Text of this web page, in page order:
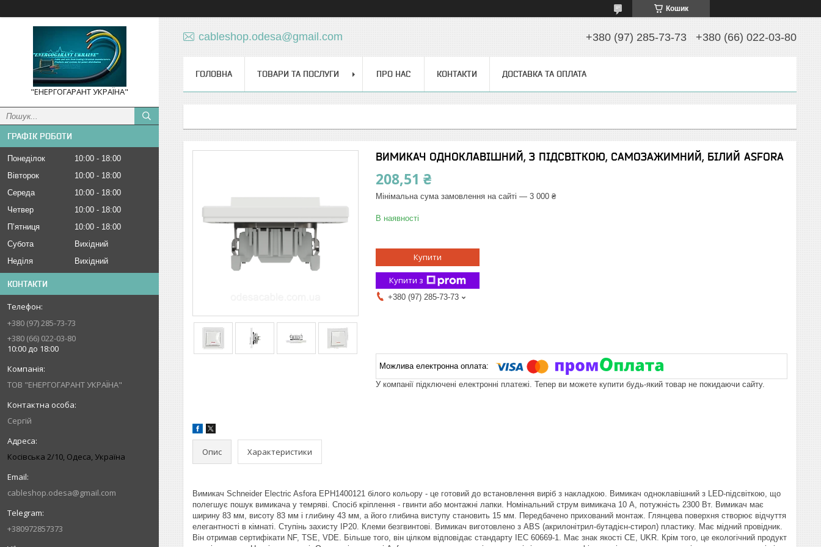
Кошик
"ЕНЕРГОГАРАНТ УКРАЇНА"
ГРАФІК РОБОТИ
Понеділок 10:00
18:00
Вівторок
10:00
18:00
Середа
10:00
18:00
Четвер
10:00
18:00
Пʼятниця
10:00
18:00
Субота
Вихідний
Неділя
Вихідний
КОНТАКТИ
+380 (97) 285-73-73
+380 (66) 022-03-80
10:00 до 18:00
ТОВ "ЕНЕРГОГАРАНТ УКРАЇНА"
Сергій
Косівська 2/10, Одеса, Україна
cableshop.odesa@gmail.com
+380972857373
cableshop.odesa@gmail.com +380 (97) 285-73-73 +380 (66) 022-03-80
ГОЛОВНА ТОВАРИ ТА ПОСЛУГИ ПРО НАС КОНТАКТИ ДОСТАВКА ТА ОПЛАТА
ВИМИКАЧ ОДНОКЛАВІШНИЙ, З ПІДСВІТКОЮ, САМОЗАЖИМНИЙ, БІЛИЙ ASFORA
208,51 ₴
Мінімальна сума замовлення на сайті — 3 000 ₴
В наявності
Купити
Купити з
+380 (97) 285-73-73
У компанії підключені електронні платежі. Тепер ви можете купити будь-який товар не покидаючи сайту.
Опис Характеристики
Вимикач Schneider Electric Asfora EPH1400121 білого кольору - це готовий до встановлення виріб з накладкою. Вимикач одноклавішний з LED-підсвіткою, що
полегшує пошук вимикача у темряві. Спосіб кріплення - гвинти або монтажні лапки. Номінальний струм вимикача 10 A, потужність 2300 Вт. Вимикач має
ширину 83 мм, висоту 83 мм і глибину 43 мм, а його глибина виступу становить 15 мм. Передбачено прихований монтаж. Глянцева поверхня створює відчуття
елегантності в кімнаті. Ступінь захисту IP20. Клеми безгвинтові. Вимикач виготовлено з ABS (акрилонітрил-бутадієн-стирол) пластику. Має мідний провідник.
Він отримав сертифікати NF, TSE, VDE. Більше того, він цілком відповідає стандарту IEC 60669-1. Має знак якості CE, UKR. Крім того, це екологічний продукт